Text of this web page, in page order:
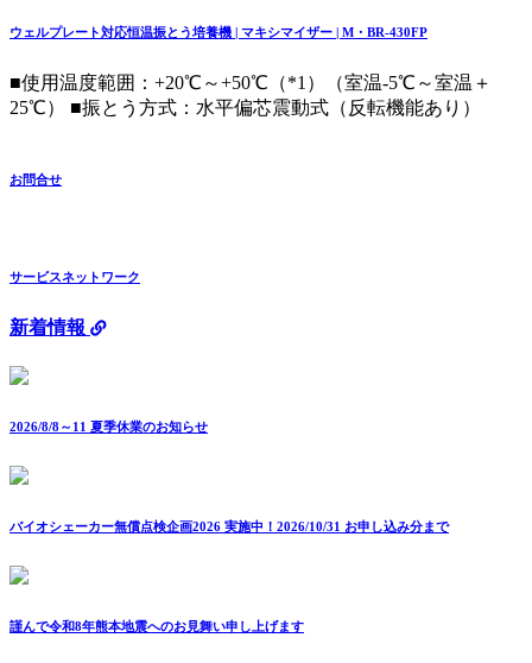
ウェルプレート対応恒温振とう培養機 | マキシマイザー | M・BR-430FP
■使用温度範囲：+20℃～+50℃（*1）（室温-5℃～室温＋
25℃） ■振とう方式：水平偏芯震動式（反転機能あり）
お問合せ
サービスネットワーク
新着情報
2026/8/8～11 夏季休業のお知らせ
バイオシェーカー無償点検企画2026 実施中！2026/10/31 お申し込み分まで
謹んで令和8年熊本地震へのお見舞い申し上げます